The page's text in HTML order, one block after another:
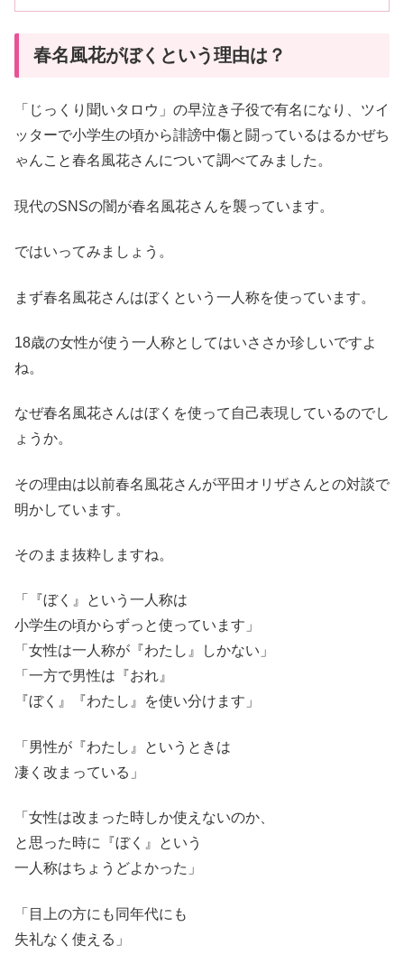
春名風花がぼくという理由は？
「じっくり聞いタロウ」の早泣き子役で有名になり、ツイ
ッターで小学生の頃から誹謗中傷と闘っているはるかぜち
ゃんこと春名風花さんについて調べてみました。
現代のSNSの闇が春名風花さんを襲っています。
ではいってみましょう。
まず春名風花さんはぼくという一人称を使っています。
18歳の女性が使う一人称としてはいささか珍しいですよ
ね。
なぜ春名風花さんはぼくを使って自己表現しているのでし
ょうか。
その理由は以前春名風花さんが平田オリザさんとの対談で
明かしています。
そのまま抜粋しますね。
「『ぼく』という一人称は
小学生の頃からずっと使っています」
「女性は一人称が『わたし』しかない」
「一方で男性は『おれ』
『ぼく』『わたし』を使い分けます」
「男性が『わたし』というときは
凄く改まっている」
「女性は改まった時しか使えないのか、
と思った時に『ぼく』という
一人称はちょうどよかった」
「目上の方にも同年代にも
失礼なく使える」